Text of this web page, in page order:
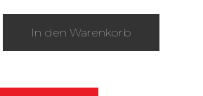
In den Warenkorb